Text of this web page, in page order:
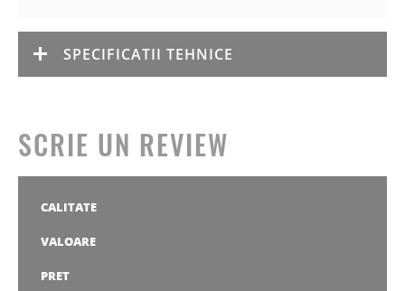
SPECIFICATII TEHNICE
SCRIE UN REVIEW
CALITATE
stea
stele
stele
stele
stele
VALOARE
stea
stele
stele
stele
stele
PRET